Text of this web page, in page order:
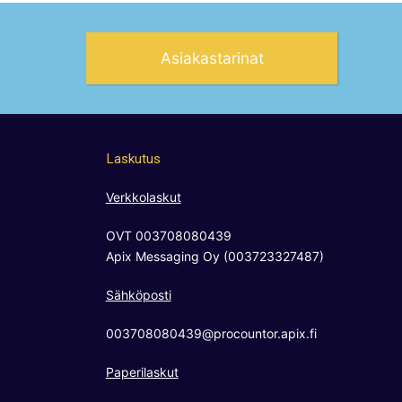
Asiakastarinat
Laskutus
Verkkolaskut
OVT 003708080439
Apix Messaging Oy (003723327487)
Sähköposti
003708080439@procountor.apix.fi
Paperilaskut